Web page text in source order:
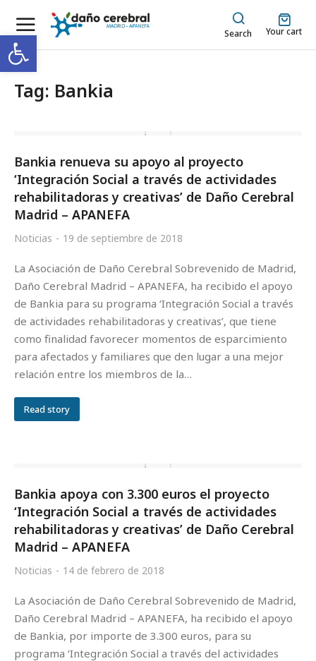
Abrir barra de herramientas Search Your cart
Tag: Bankia
Bankia renueva su apoyo al proyecto
‘Integración Social a través de actividades
rehabilitadoras y creativas’ de Daño Cerebral
Madrid – APANEFA
Noticias 19 de septiembre de 2018
La Asociación de Daño Cerebral Sobrevenido de Madrid,
Daño Cerebral Madrid – APANEFA, ha recibido el apoyo
de Bankia para su programa ‘Integración Social a través
de actividades rehabilitadoras y creativas’, que tiene
como finalidad favorecer momentos de esparcimiento
para afectados y familiares que den lugar a una mejor
relación entre los miembros de la…
Read story
Bankia apoya con 3.300 euros el proyecto
‘Integración Social a través de actividades
rehabilitadoras y creativas’ de Daño Cerebral
Madrid – APANEFA
Noticias 14 de febrero de 2018
La Asociación de Daño Cerebral Sobrevenido de Madrid,
Daño Cerebral Madrid – APANEFA, ha recibido el apoyo
de Bankia, por importe de 3.300 euros, para su
programa ‘Integración Social a través del actividades